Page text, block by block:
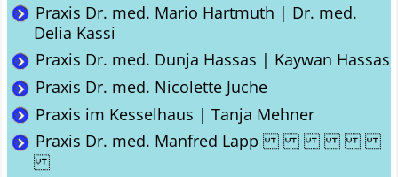
Praxis Dr. med. Mario Hartmuth | Dr. med.
Delia Kassi
Praxis Dr. med. Dunja Hassas | Kaywan Hassas
Praxis Dr. med. Nicolette Juche
Praxis im Kesselhaus | Tanja Mehner
Praxis Dr. med. Manfred Lapp